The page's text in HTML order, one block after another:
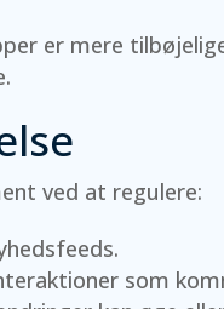
er mere
ved at regulere:
som